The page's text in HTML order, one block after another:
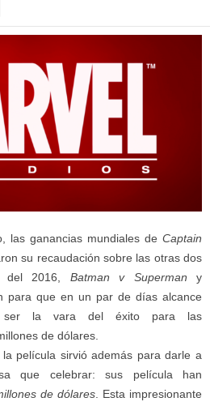
las ganancias mundiales de Captain
su recaudación sobre las otras dos
del 2016, Batman v Superman y
para que en un par de días alcance
ser la vara del éxito para las
de dólares.
película sirvió además para darle a
que celebrar: sus película han
de dólares. Esta impresionante